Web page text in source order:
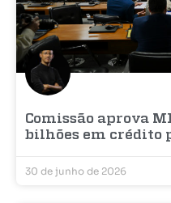
Comissão aprova
bilhões em crédito
30 de junho de 2026